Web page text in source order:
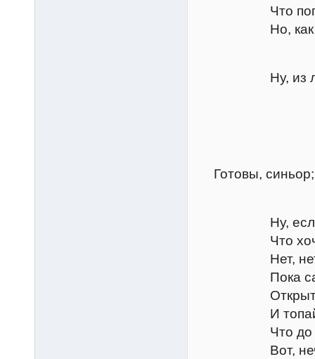
Что
Но, как бы ни
Ну, из
Готовы, синьор;
Ну, если
Что хочешь
Нет, нет, и
Пока сама
Открыты
И топай,
Что до меня,
Вот, нечего